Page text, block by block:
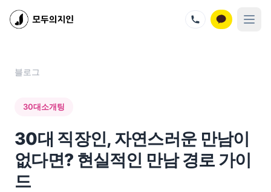
지인벤처스 서비스
모두의지인 - 프리미엄 결혼정보회사
멤버십 가격
성혼 스토리
이벤트
블로그
문의하기
오시는 길
블로그
30대소개팅
30대 직장인, 자연스러운 만남이
없다면? 현실적인 만남 경로 가이
드